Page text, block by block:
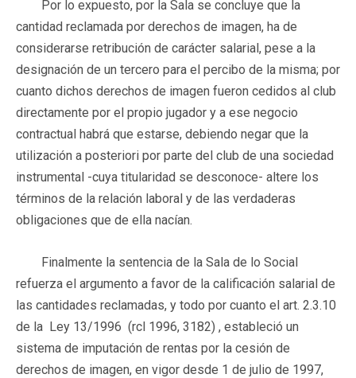
Por lo expuesto, por la Sala se concluye que la
cantidad reclamada por derechos de imagen, ha de
considerarse retribución de carácter salarial, pese a la
designación de un tercero para el percibo de la misma; por
cuanto dichos derechos de imagen fueron cedidos al club
directamente por el propio jugador y a ese negocio
contractual habrá que estarse, debiendo negar que la
utilización a posteriori por parte del club de una sociedad
instrumental -cuya titularidad se desconoce- altere los
términos de la relación laboral y de las verdaderas
obligaciones que de ella nacían.
Finalmente la sentencia de la Sala de lo Social
refuerza el argumento a favor de la calificación salarial de
las cantidades reclamadas, y todo por cuanto el art. 2.3.10
de la Ley 13/1996 (rcl 1996, 3182) , estableció un
sistema de imputación de rentas por la cesión de
derechos de imagen, en vigor desde 1 de julio de 1997,